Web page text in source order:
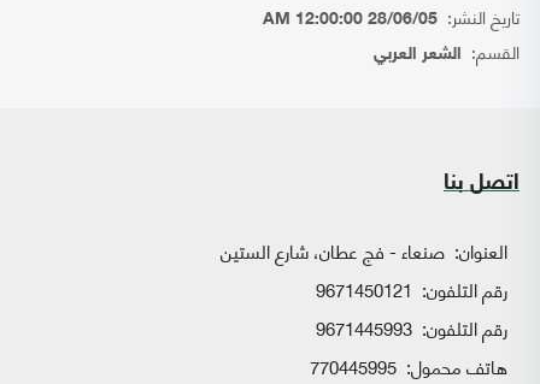
تاريخ النشر: 28/06/05 12:00:00 AM
القسم: الشعر العربي
اتصل بنا
العنوان: صنعاء - فج عطان، شارع الستين
رقم التلفون: 9671450121
رقم التلفون: 9671445993
هاتف محمول: 770445995